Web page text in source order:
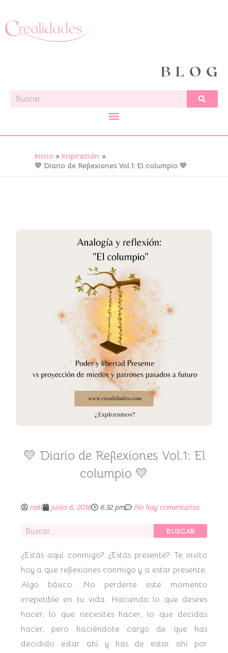
al
contenido
BLOG
Buscar
Inicio
Inspiración
💛 Diario de Reflexiones Vol.1: El columpio 💛
💛 Diario de Reflexiones Vol.1: El
columpio 💛
raki junio 6, 2016 6:32 pm No hay comentarios
Buscar BUSCAR
¿Estás aquí conmigo? ¿Estás presente? Te invito
hoy a que reflexiones conmigo y a estar presente.
Algo básico. No perderte este momento
irrepetible en tu vida. Haciendo lo que desees
hacer, lo que necesites hacer, lo que decidas
hacer, pero haciéndote cargo de que has
decidido estar ahí y has de estar ahí por